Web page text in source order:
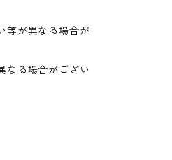
等が異なる場合が
なる場合がござい